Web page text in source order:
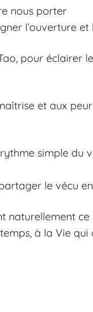
nous porter
l’ouverture
pour éclairer
et aux
simple du
le vécu
ce
à la Vie